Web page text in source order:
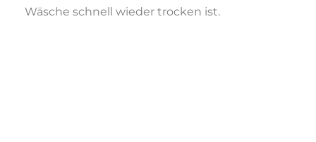
Wäsche schnell wieder trocken ist.